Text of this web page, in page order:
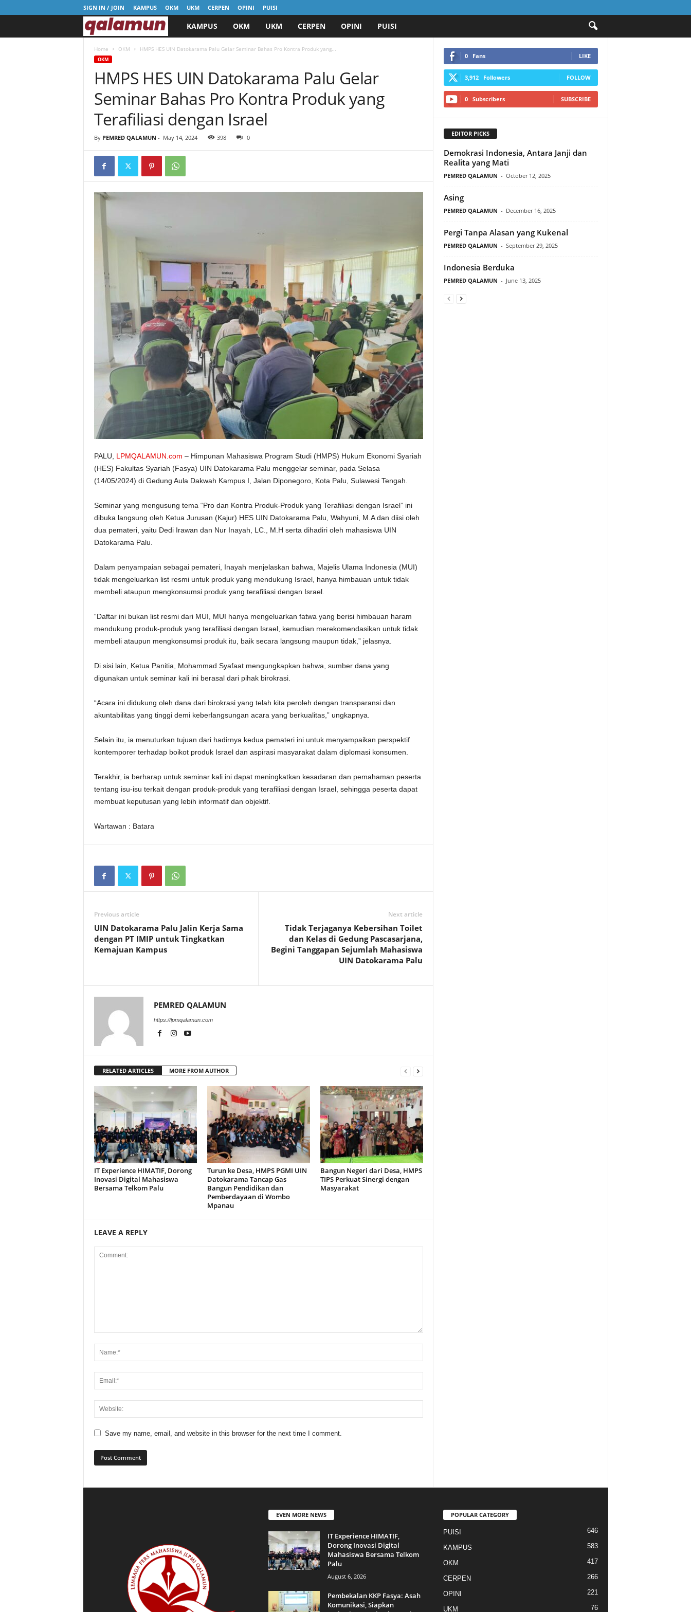
SIGN IN / JOIN KAMPUS OKM UKM CERPEN OPINI PUISI
p
m
q
a
l
a
m
KAMPUS OKM UKM CERPEN OPINI PUISI
Home OKM HMPS HES UIN Datokarama Palu Gelar Seminar Bahas Pro Kontra Produk yang...
OKM
HMPS HES UIN Datokarama Palu Gelar
Seminar Bahas Pro Kontra Produk yang
Terafiliasi dengan Israel
By PEMRED QALAMUN - May 14, 2024 398 0
PALU, LPMQALAMUN.com – Himpunan Mahasiswa Program Studi (HMPS) Hukum Ekonomi Syariah
(HES) Fakultas Syariah (Fasya) UIN Datokarama Palu menggelar seminar, pada Selasa
(14/05/2024) di Gedung Aula Dakwah Kampus I, Jalan Diponegoro, Kota Palu, Sulawesi Tengah.
Seminar yang mengusung tema “Pro dan Kontra Produk-Produk yang Terafiliasi dengan Israel” ini
dibuka langsung oleh Ketua Jurusan (Kajur) HES UIN Datokarama Palu, Wahyuni, M.A dan diisi oleh
dua pemateri, yaitu Dedi Irawan dan Nur Inayah, LC., M.H serta dihadiri oleh mahasiswa UIN
Datokarama Palu.
Dalam penyampaian sebagai pemateri, Inayah menjelaskan bahwa, Majelis Ulama Indonesia (MUI)
tidak mengeluarkan list resmi untuk produk yang mendukung Israel, hanya himbauan untuk tidak
membeli ataupun mengkonsumsi produk yang terafiliasi dengan Israel.
“Daftar ini bukan list resmi dari MUI, MUI hanya mengeluarkan fatwa yang berisi himbauan haram
mendukung produk-produk yang terafiliasi dengan Israel, kemudian merekomendasikan untuk tidak
membeli ataupun mengkonsumsi produk itu, baik secara langsung maupun tidak,” jelasnya.
Di sisi lain, Ketua Panitia, Mohammad Syafaat mengungkapkan bahwa, sumber dana yang
digunakan untuk seminar kali ini berasal dari pihak birokrasi.
“Acara ini didukung oleh dana dari birokrasi yang telah kita peroleh dengan transparansi dan
akuntabilitas yang tinggi demi keberlangsungan acara yang berkualitas,” ungkapnya.
Selain itu, ia menuturkan tujuan dari hadirnya kedua pemateri ini untuk menyampaikan perspektif
kontemporer terhadap boikot produk Israel dan aspirasi masyarakat dalam diplomasi konsumen.
Terakhir, ia berharap untuk seminar kali ini dapat meningkatkan kesadaran dan pemahaman peserta
tentang isu-isu terkait dengan produk-produk yang terafiliasi dengan Israel, sehingga peserta dapat
membuat keputusan yang lebih informatif dan objektif.
Wartawan : Batara
Previous article
UIN Datokarama Palu Jalin Kerja Sama
dengan PT IMIP untuk Tingkatkan
Kemajuan Kampus
Next article
Tidak Terjaganya Kebersihan Toilet
dan Kelas di Gedung Pascasarjana,
Begini Tanggapan Sejumlah Mahasiswa
UIN Datokarama Palu
PEMRED QALAMUN
https://lpmqalamun.com
RELATED ARTICLES MORE FROM AUTHOR
IT Experience HIMATIF, Dorong
Inovasi Digital Mahasiswa
Bersama Telkom Palu
Turun ke Desa, HMPS PGMI UIN
Datokarama Tancap Gas
Bangun Pendidikan dan
Pemberdayaan di Wombo
Mpanau
Bangun Negeri dari Desa, HMPS
TIPS Perkuat Sinergi dengan
Masyarakat
LEAVE A REPLY
Save my name, email, and website in this browser for the next time I comment.
0 Fans LIKE
3,912 Followers FOLLOW
0 Subscribers SUBSCRIBE
EDITOR PICKS
Demokrasi Indonesia, Antara Janji dan
Realita yang Mati
PEMRED QALAMUN - October 12, 2025
Asing
PEMRED QALAMUN - December 16, 2025
Pergi Tanpa Alasan yang Kukenal
PEMRED QALAMUN - September 29, 2025
Indonesia Berduka
PEMRED QALAMUN - June 13, 2025
EVEN MORE NEWS
IT Experience HIMATIF,
Dorong Inovasi Digital
Mahasiswa Bersama Telkom
Palu
August 6, 2026
Pembekalan KKP Fasya: Asah
Komunikasi, Siapkan
POPULAR CATEGORY
PUISI 646
KAMPUS 583
OKM 417
CERPEN 266
OPINI 221
UKM 76